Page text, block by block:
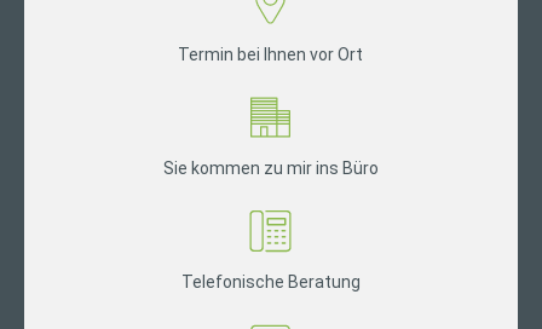
Termin bei Ihnen vor Ort
Sie kommen zu mir ins Büro
Telefonische Beratung